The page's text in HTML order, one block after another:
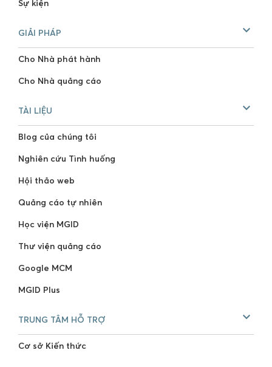
Sự kiện
GIẢI PHÁP
Cho Nhà phát hành
Cho Nhà quảng cáo
TÀI LIỆU
Blog của chúng tôi
Nghiên cứu Tình huống
Hội thảo web
Quảng cáo tự nhiên
Học viện MGID
Thư viện quảng cáo
Google MCM
MGID Plus
TRUNG TÂM HỖ TRỢ
Cơ sở Kiến thức